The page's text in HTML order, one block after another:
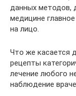
данных методов,
медицине
на лицо.
Что же касается
рецепты
лечение любого
наблюдение